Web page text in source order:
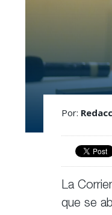
Por:
La
que se